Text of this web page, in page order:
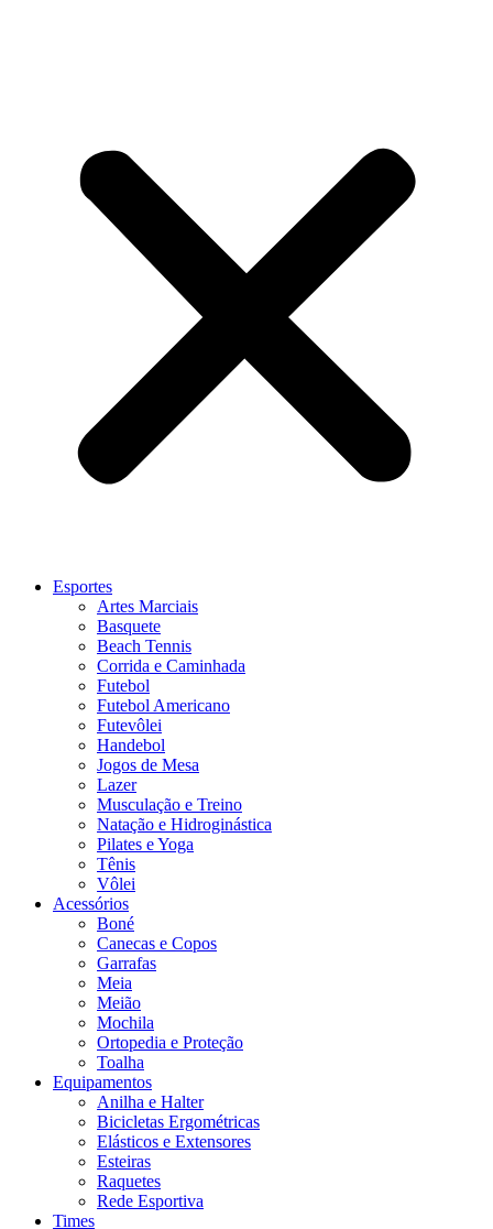
Esportes
Artes Marciais
Basquete
Beach Tennis
Corrida e Caminhada
Futebol
Futebol Americano
Futevôlei
Handebol
Jogos de Mesa
Lazer
Musculação e Treino
Natação e Hidroginástica
Pilates e Yoga
Tênis
Vôlei
Acessórios
Boné
Canecas e Copos
Garrafas
Meia
Meião
Mochila
Ortopedia e Proteção
Toalha
Equipamentos
Anilha e Halter
Bicicletas Ergométricas
Elásticos e Extensores
Esteiras
Raquetes
Rede Esportiva
Times